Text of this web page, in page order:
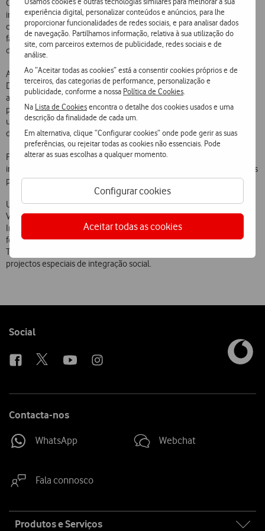
experiência digital, personalizar conteúdos e anúncios, para lhe
proporcionar funcionalidades de redes sociais, e para analisar dados
de navegação. Partilhamos informação, relativa à sua utilização do
site, com parceiros externos de publicidade, redes sociais e de
análise.
Ao “Aceitar todas as cookies” está a consentir cookies próprios e de
terceiros, das categorias de performance, personalização e
publicidade, conforme a nossa Política de Cookies
Na Lista de Cookiesencontra o detalhe dos cookies usados e uma
descrição da finalidade de cada um.
Em alternativa, clique “Configurar cookies” onde pode gerir as suas
preferências, ou rejeitar todas as cookies não essenciais. Pode
alterar as suas escolhas a qualquer momento.
Configurar cookies
Aceitar todas as cookies
O centro funcionará numa sala de formação com equipamento
informático e periféricos adaptados a problemas neuromotores,
cognitivos e visuais e com software específico de comunicação
facilitador da utilização dos equipamentos por todas as pessoas com
deficiências e incapacidades.
A formação, a cargo de técnicos da Direcção-Geral de Inovação e de
Desenvolvimento Curricular (DGIDC), permitirá adquirir
aprendizagens básicas de autonomia, formação inicial em TI para
pessoas com necessidades educativas especiais na óptica do
utilizador e formação contínua em TI de cidadãos activos com
deficiência.
Face à informatização da sociedade, este projecto surge como um
imperativo na promoção da qualidade de vida e da inclusão social das
pessoas com deficiências apoiadas pela CERCICA.
Uma missão que vai ao encontro dos objectivos da Fundação
Vodafone Portugal: acelerar o desenvolvimento da Sociedade de
Informação e combater a infoexclusão através de iniciativas de
formação e de qualificação profissional no sector das
Telecomunicações e Tecnologias de Informação e do apoio a
projectos especiais de integração social.
Follow
Social
Contacta-nos
WhatsApp Webchat
Fala connosco
Produtos e Serviços